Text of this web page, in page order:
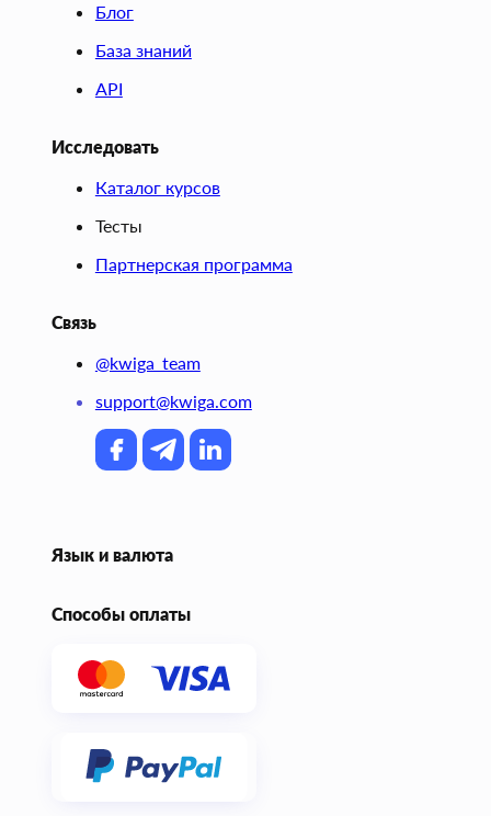
Блог
База знаний
API
Исследовать
Каталог курсов
Тесты
Партнерская программа
Связь
@kwiga_team
support@kwiga.com
Язык и валюта
Способы оплаты